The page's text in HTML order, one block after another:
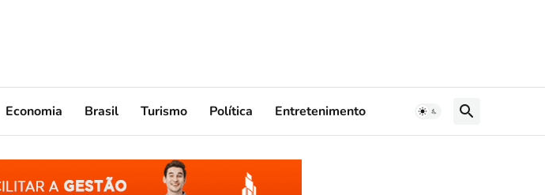
Economia Brasil Turismo Política Entretenimento